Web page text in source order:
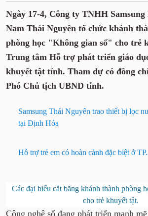
Ngày 17-4, Công ty TNHH
Nam Thái Nguyên tổ chức khánh
phòng học "Không gian số" cho trẻ
Trung tâm Hỗ trợ phát triển giáo
khuyết tật tỉnh. Tham dự có đồng
Phó Chủ tịch UBND tỉnh.
Samsung Thái Nguyên trao thiết bị lọc
tại Định Hóa
Hỗ trợ trẻ em có hoàn cảnh đặc biệt ở
Các đại biểu cắt băng khánh thành phòng
cho trẻ khuyết tật.
Công nghệ số đang phát triển mạnh